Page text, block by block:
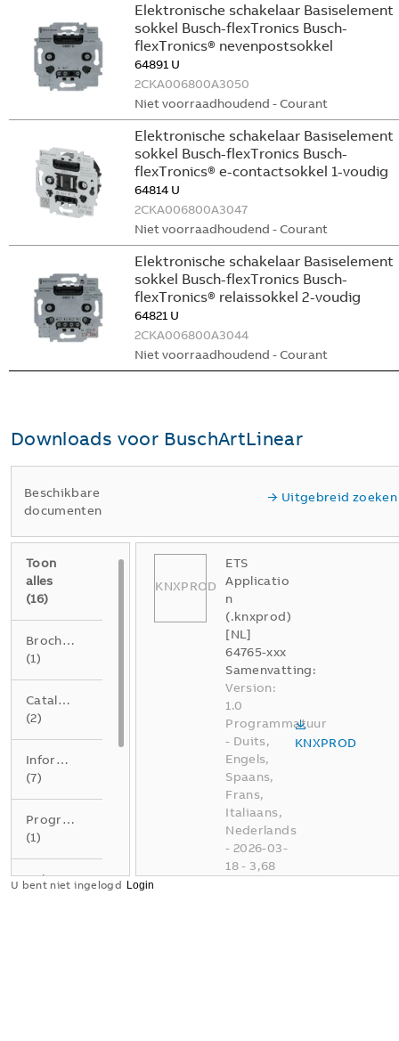
Elektronische schakelaar Basiselement
sokkel Busch-flexTronics Busch-
flexTronics® nevenpostsokkel
64891 U
2CKA006800A3050
Niet voorraadhoudend - Courant
Elektronische schakelaar Basiselement
sokkel Busch-flexTronics Busch-
flexTronics® e-contactsokkel 1-voudig
64814 U
2CKA006800A3047
Niet voorraadhoudend - Courant
Elektronische schakelaar Basiselement
sokkel Busch-flexTronics Busch-
flexTronics® relaissokkel 2-voudig
64821 U
2CKA006800A3044
Niet voorraadhoudend - Courant
Downloads voor BuschArtLinear
Beschikbare
documenten
Uitgebreid zoeken
Toon
alles
(16)
Brochure
(1)
Catalogus
(2)
Informatie
(7)
Programmatuur
(1)
Release
KNXPROD
ETS
Applicatio
n
(.knxprod)
[NL]
64765-xxx
Samenvatting:
Version:
1.0
Programmatuur
- Duits,
Engels,
Spaans,
Frans,
Italiaans,
Nederlands
-2026-03-
18- 3,68
KNXPROD
U bent niet ingelogd